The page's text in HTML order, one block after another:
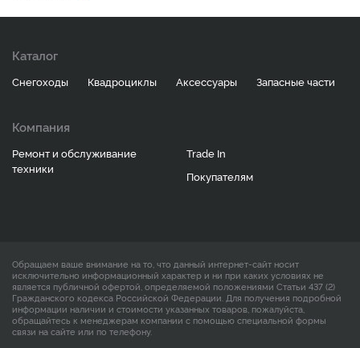
Каталог
Снегоходы Квадроциклы Аксессуары Запасные части
Компания
Ремонт и обслуживание
техники
Trade In
Покупателям
Обращаем ваше внимание на то, что данный интернет-сайт носит
исключительно информационный характер и ни при каких условиях не
является публичной офертой, определяемой положениями Статьи 437 (2)
Гражданского кодекса Российской Федерации. Для получения подробной
информации наличии и стоимости указанных товаров, пожалуйста,
обращайтесь к менеджерам компании с помощью специальной формы
связи на сайте или по телефону.